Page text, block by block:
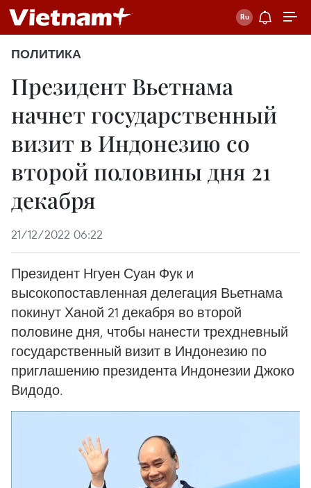
ПОЛИТИКА
Президент Вьетнама
начнет государственный
визит в Индонезию со
второй половины дня 21
декабря
21/12/2022 06:22
Президент Нгуен Суан Фук и
высокопоставленная делегация Вьетнама
покинут Ханой 21 декабря во второй
половине дня, чтобы нанести трехдневный
государственный визит в Индонезию по
приглашению президента Индонезии Джоко
Видодо.